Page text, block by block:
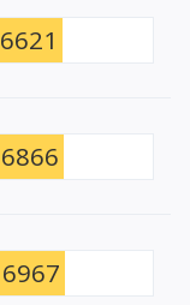
6621
6866
6967